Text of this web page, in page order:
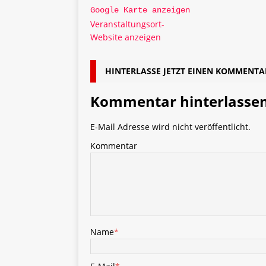
Google Karte anzeigen
Veranstaltungsort-
Website anzeigen
HINTERLASSE JETZT EINEN
Kommentar
E-Mail Adresse wird nicht veröffentlicht.
Kommentar
Name*